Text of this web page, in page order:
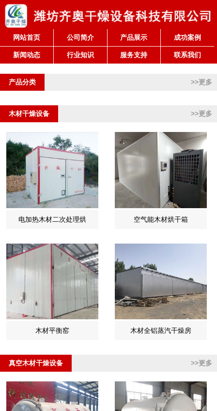
网站首页 公司简介 产品展示 成功案例
新闻动态 行业知识 服务支持 联系我们
产品分类 >>更多
木材干燥设备 >>更多
电加热木材二次处理烘 空气能木材烘干箱
木材平衡窑 木材全铝蒸汽干燥房
真空木材干燥设备 >>更多